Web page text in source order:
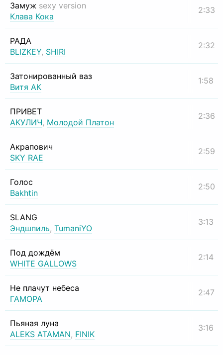
Замуж sexy version
Клава Кока
2:33
РАДА
BLIZKEY, SHIRI
2:32
Затонированный ваз
Витя АК
1:58
ПРИВЕТ
АКУЛИЧ, Молодой Платон
2:36
Акрапович
SKY RAE
2:59
Голос
Bakhtin
2:50
SLANG
Эндшпиль, TumaniYO
3:13
Под дождём
WHITE GALLOWS
2:14
Не плачут небеса
ГАМОРА
2:47
Пьяная луна
ALEKS ATAMAN, FINIK
3:16